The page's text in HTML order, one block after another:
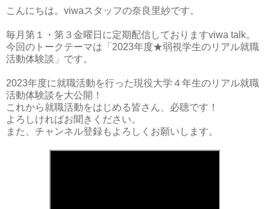
こんにちは。viwaスタッフの奈良里紗です。
毎月第１・第３金曜日に定期配信しておりますviwa talk。
今回のトークテーマは「2023年度★弱視学生のリアル就職
活動体験談」です。
2023年度に就職活動を行った現役大学４年生のリアル就職
活動体験談を大公開！
これから就職活動をはじめる皆さん、必聴です！
よろしければお聞きください。
また、チャンネル登録もよろしくお願いします。